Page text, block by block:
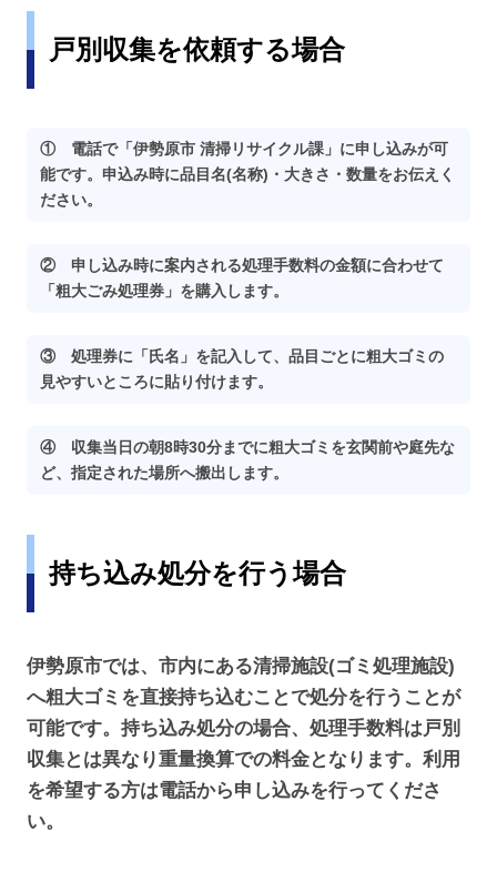
戸別収集を依頼する場合
① 電話で「伊勢原市 清掃リサイクル課」に申し込みが可
能です。申込み時に品目名(名称)・大きさ・数量をお伝えく
ださい。
② 申し込み時に案内される処理手数料の金額に合わせて
「粗大ごみ処理券」を購入します。
③ 処理券に「氏名」を記入して、品目ごとに粗大ゴミの
見やすいところに貼り付けます。
④ 収集当日の朝8時30分までに粗大ゴミを玄関前や庭先な
ど、指定された場所へ搬出します。
持ち込み処分を行う場合
伊勢原市では、市内にある清掃施設(ゴミ処理施設)
へ粗大ゴミを直接持ち込むことで処分を行うことが
可能です。持ち込み処分の場合、処理手数料は戸別
収集とは異なり重量換算での料金となります。利用
を希望する方は電話から申し込みを行ってくださ
い。